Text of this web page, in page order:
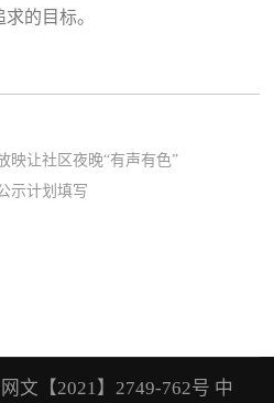
的目标。
映让社区夜晚“有声有色”
示计划填写
文【2021】2749-762号 中